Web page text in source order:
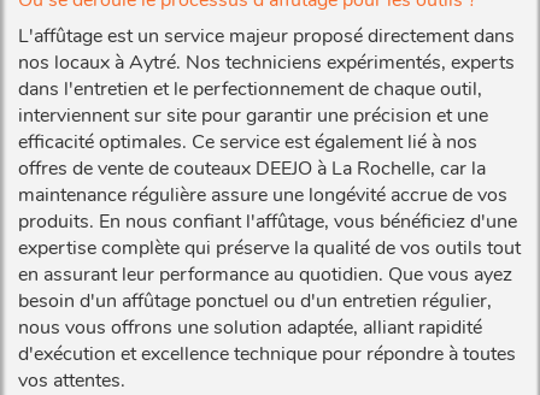
L'affûtage est un service majeur proposé directement dans
nos locaux à Aytré. Nos techniciens expérimentés, experts
dans l'entretien et le perfectionnement de chaque outil,
interviennent sur site pour garantir une précision et une
efficacité optimales. Ce service est également lié à nos
offres de vente de couteaux DEEJO à La Rochelle, car la
maintenance régulière assure une longévité accrue de vos
produits. En nous confiant l'affûtage, vous bénéficiez d'une
expertise complète qui préserve la qualité de vos outils tout
en assurant leur performance au quotidien. Que vous ayez
besoin d'un affûtage ponctuel ou d'un entretien régulier,
nous vous offrons une solution adaptée, alliant rapidité
d'exécution et excellence technique pour répondre à toutes
vos attentes.